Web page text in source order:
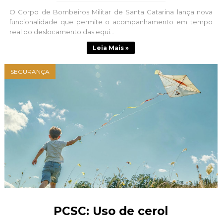
O Corpo de Bombeiros Militar de Santa Catarina lança nova
funcionalidade que permite o acompanhamento em tempo
real do deslocamento das equi...
Leia Mais »
SEGURANÇA
PCSC: Uso de cerol